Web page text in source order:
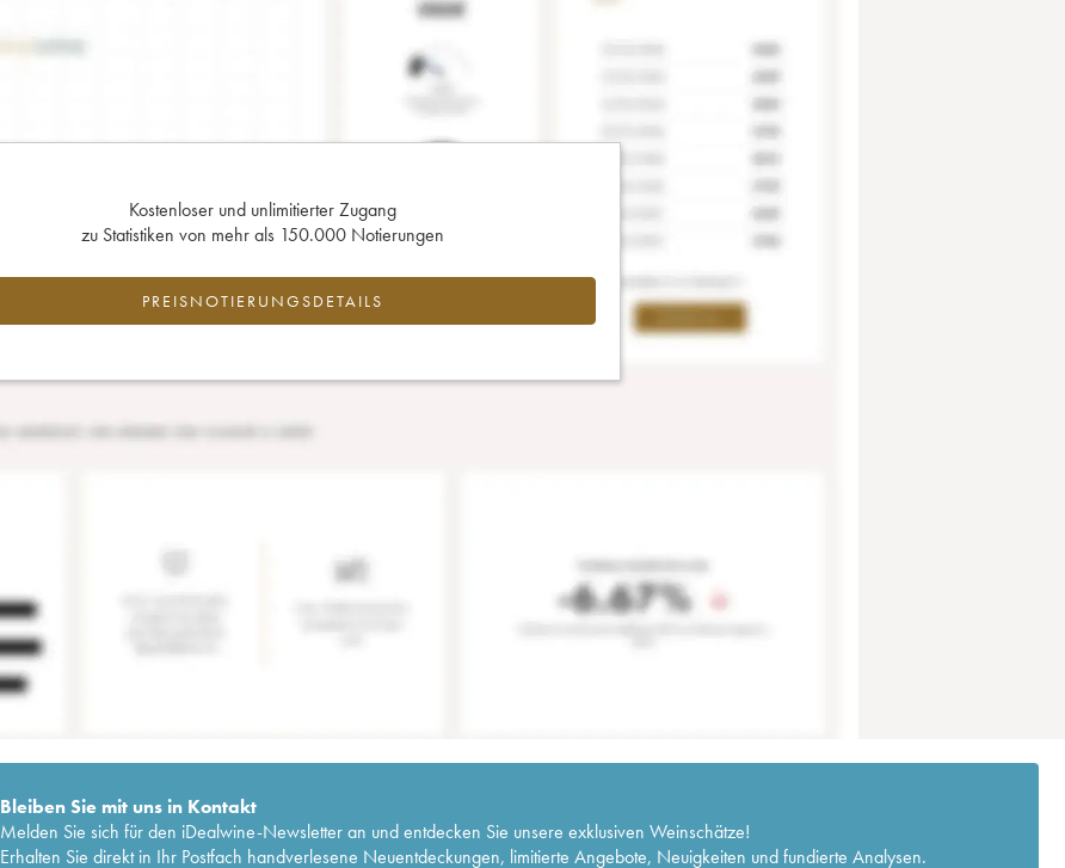
Kostenloser und unlimitierter Zugang
zu Statistiken von mehr als 150.000 Notierungen
PREISNOTIERUNGSDETAILS
Bleiben Sie mit uns in Kontakt
Melden Sie sich für den iDealwine-Newsletter an und entdecken Sie unsere exklusiven Weinschätze!
Erhalten Sie direkt in Ihr Postfach handverlesene Neuentdeckungen, limitierte Angebote, Neuigkeiten und fundierte Analysen.